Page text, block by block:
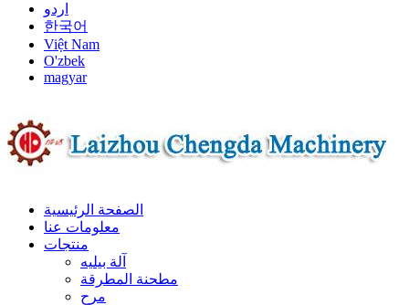
اردو
한국어
Việt Nam
O'zbek
magyar
الصفحة الرئيسية
معلومات عنا
منتجات
آلة بيليه
مطحنة المطرقة
مرح